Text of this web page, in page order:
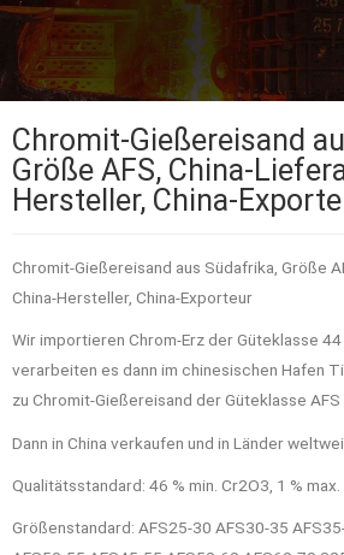
Chromit-Gießereisand
Größe AFS, China-
Hersteller, China-
Chromit-Gießereisand aus Südafrika, Größe
China-Hersteller, China-Exporteur
Wir importieren Chrom-Erz der Güteklasse 44
verarbeiten es dann im chinesischen Hafen
zu Chromit-Gießereisand der Güteklasse
Dann in China verkaufen und in Länder
Qualitätsstandard: 46 % min. Cr2O3, 1 % max.
Größenstandard: AFS25-30 AFS30-35